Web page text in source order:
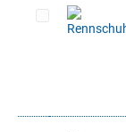
Artikel